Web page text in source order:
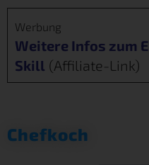
Werbung
Weitere Infos zum
Skill (Affiliate-Link)
Chefkoch